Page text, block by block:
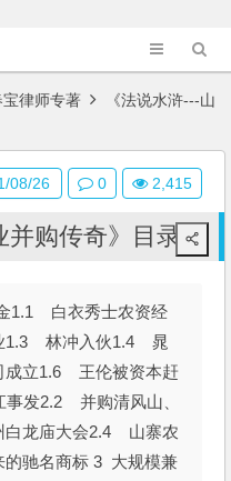
宝律师专著 《法说水浒---山
并购传奇》目录
白衣秀士农资经
1.3 林冲入伙1.4 晁
成立1.6 王伦被资本赶
发2.2 并购清风山、
白龙庙大会2.4 山寨农
驰名商标 3 大规模兼
08/26 0 2,415